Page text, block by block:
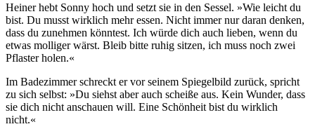
Heiner hebt Sonny hoch und setzt sie in den Sessel. »Wie leicht du
bist. Du musst wirklich mehr essen. Nicht immer nur daran denken,
dass du zunehmen könntest. Ich würde dich auch lieben, wenn du
etwas molliger wärst. Bleib bitte ruhig sitzen, ich muss noch zwei
Pflaster holen.«
Im Badezimmer schreckt er vor seinem Spiegelbild zurück, spricht
zu sich selbst: »Du siehst aber auch scheiße aus. Kein Wunder, dass
sie dich nicht anschauen will. Eine Schönheit bist du wirklich
nicht.«